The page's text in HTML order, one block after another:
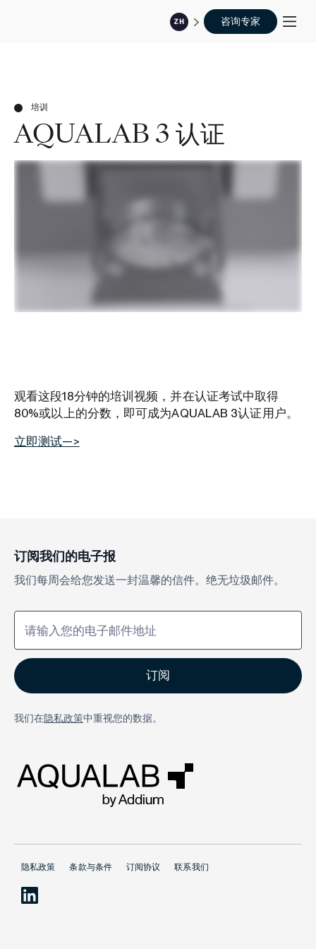
ZH 咨询专家
培训
AQUALAB 3 认证
观看这段18分钟的培训视频，并在认证考试中取得
80%或以上的分数，即可成为AQUALAB 3认证用户。
立即测试—>
订阅我们的电子报
我们每周会给您发送一封温馨的信件。绝无垃圾邮件。
我们在隐私政策中重视您的数据。
隐私政策 条款与条件 订阅协议 联系我们